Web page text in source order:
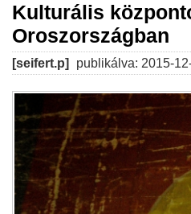
Kulturális
Oroszországban
[seifert.p] publikálva: 2015-